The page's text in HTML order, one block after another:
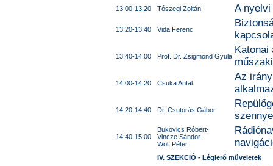
13:00-13:20 Tószegi Zoltán A
13:20-13:40 Vida Ferenc
13:40-14:00 Prof. Dr. Zsigmond Gyula
Katonai
14:00-14:20 Csuka Antal
Az
14:20-14:40 Dr. Csutorás Gábor
14:40-15:00
Bukovics Róbert-
Vincze Sándor-
Wolf Péter
IV. SZEKCIÓ - Légierő műveletek